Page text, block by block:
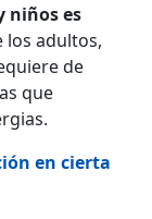
niños es
los adultos,
de
que
en cierta